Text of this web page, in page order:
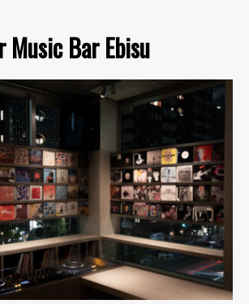
Music Bar Ebisu